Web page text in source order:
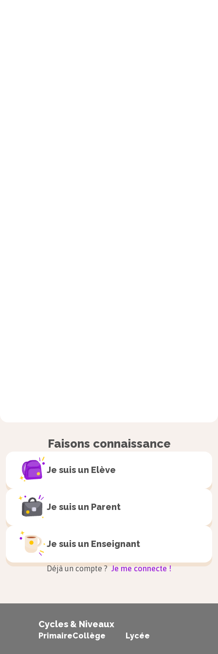
Faisons connaissance
Je suis un Elève
Je suis un Parent
Je suis un Enseignant
Déjà un compte ? Je me connecte !
Cycles & Niveaux
PrimaireCollège Lycée